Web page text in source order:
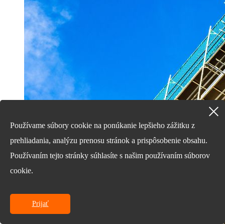
Používame súbory cookie na ponúkanie lepšieho zážitku z
prehliadania, analýzu prenosu stránok a prispôsobenie obsahu.
Používaním tejto stránky súhlasíte s našim používaním súborov
cookie.
Prijať